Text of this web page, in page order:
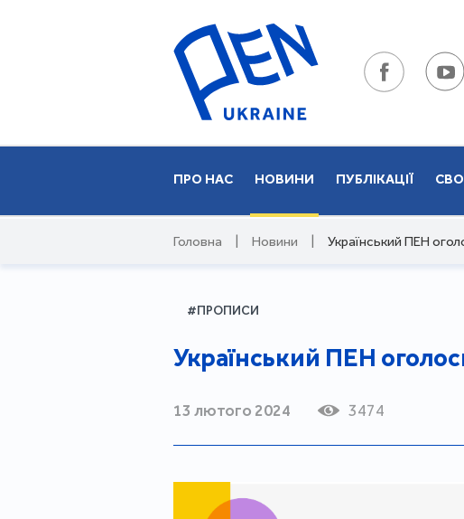
ПРО НАС НОВИНИ ПУБЛІКАЦІЇ
Головна Новини Український ПЕН
#ПРОПИСИ
Український ПЕН
13 лютого 2024 3474